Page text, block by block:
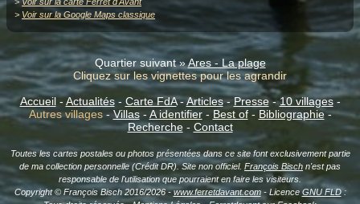
> Voir sur la Google Maps classique
Quartier suivant »Ares - La plage
Cliquez sur les vignettes pour les agrandir
Accueil-Actualités- Carte FdA-Articles- Presse-10 villages-
Autres villages-Villas- A identifier- Best of- Bibliographie-
Recherche- Contact
Toutes les cartes postales ou photos présentées dans ce site font exclusivement partie
de ma collection personnelle (Crédit DR). Site non officiel. François Bisch n'est pas
responsable de l'utilisation que pourraient en faire les visiteurs.
Copyright © François Bisch 2016/2026 -www.ferretdavant.com- LicenceGNU FLD: